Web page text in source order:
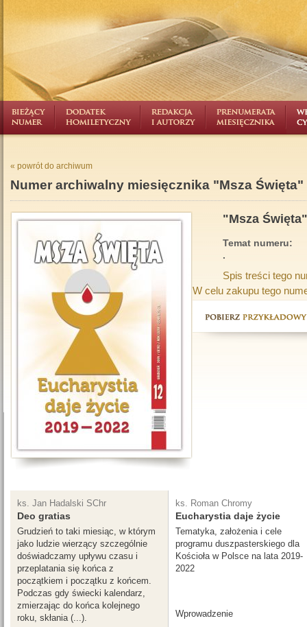
« powrót do archiwum
Numer archiwalny miesięcznika "Msza Święta"
"Msza
Temat numeru:
.
Spis treści tego
W celu zakupu tego
ks. Jan Hadalski SChr
Deo gratias
Grudzień to taki miesiąc, w którym
jako ludzie wierzący szczególnie
doświadczamy upływu czasu i
przeplatania się końca z
początkiem i początku z końcem.
Podczas gdy świecki kalendarz,
zmierzając do końca kolejnego
roku, skłania (...).
ks. Roman Chromy
Eucharystia daje życie
Tematyka, założenia i cele
programu duszpasterskiego dla
Kościoła w Polsce na lata 2019-
2022
Wprowadzenie